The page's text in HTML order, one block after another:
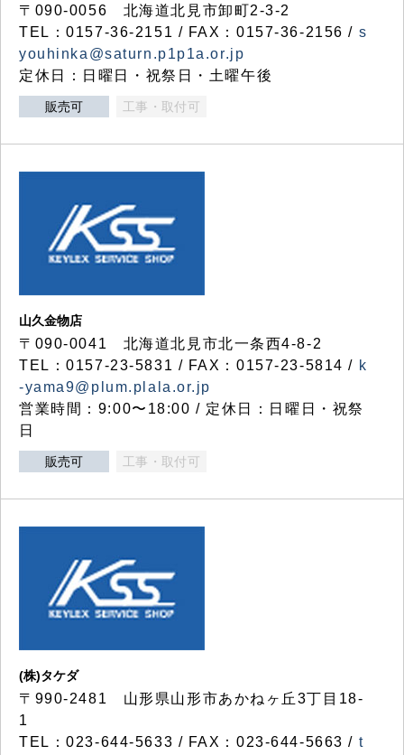
〒090-0056 北海道北見市卸町2-3-2
TEL：0157-36-2151 / FAX：0157-36-2156 / s
youhinka@saturn.p1p1a.or.jp
定休日：日曜日・祝祭日・土曜午後
販売可 工事・取付可
山久金物店
〒090-0041 北海道北見市北一条西4-8-2
TEL：0157-23-5831 / FAX：0157-23-5814 / k
-yama9@plum.plala.or.jp
営業時間：9:00〜18:00 / 定休日：日曜日・祝祭
日
販売可 工事・取付可
(株)タケダ
〒990-2481 山形県山形市あかねヶ丘3丁目18-
1
TEL：023-644-5633 / FAX：023-644-5663 / t